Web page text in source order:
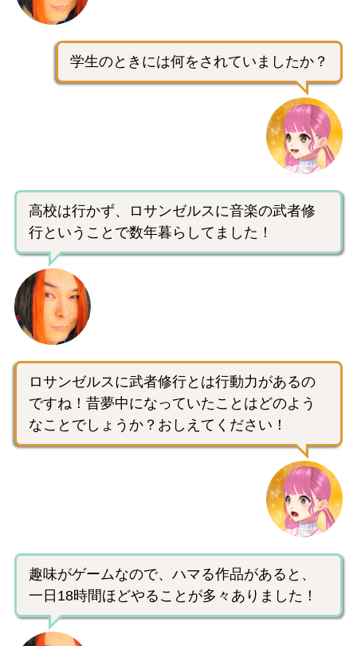
学生のときには何をされていましたか？
高校は行かず、ロサンゼルスに音楽の武者修
行ということで数年暮らしてました！
ロサンゼルスに武者修行とは行動力があるの
ですね！昔夢中になっていたことはどのよう
なことでしょうか？おしえてください！
趣味がゲームなので、ハマる作品があると、
一日18時間ほどやることが多々ありました！